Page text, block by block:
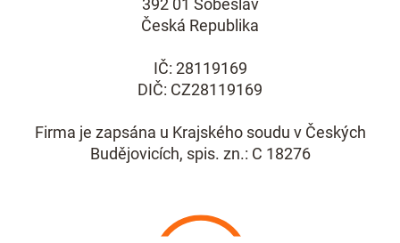
392 01 Soběslav
Česká Republika
IČ: 28119169
DIČ: CZ28119169
Firma je zapsána u Krajského soudu v Českých
Budějovicích, spis. zn.: C 18276